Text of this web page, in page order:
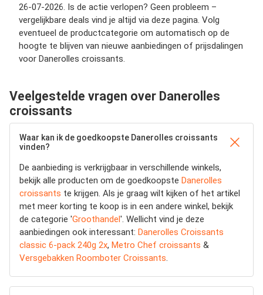
26-07-2026. Is de actie verlopen? Geen probleem –
vergelijkbare deals vind je altijd via deze pagina. Volg
eventueel de productcategorie om automatisch op de
hoogte te blijven van nieuwe aanbiedingen of prijsdalingen
voor Danerolles croissants.
Veelgestelde vragen over Danerolles
croissants
Waar kan ik de goedkoopste Danerolles croissants
vinden?
De aanbieding is verkrijgbaar in verschillende winkels,
bekijk alle producten om de goedkoopste Danerolles
croissants te krijgen. Als je graag wilt kijken of het artikel
met meer korting te koop is in een andere winkel, bekijk
de categorie 'Groothandel'. Wellicht vind je deze
aanbiedingen ook interessant: Danerolles Croissants
classic 6-pack 240g 2x, Metro Chef croissants &
Versgebakken Roomboter Croissants